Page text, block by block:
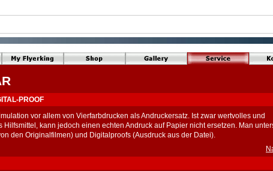
PROOF
vor allem von Vierfarbdrucken als Andruckersatz. Ist zwar wertvolles und
Hilfsmittel, kann jedoch einen echten Andruck auf Papier nicht ersetzen. Man
den Originalfilmen) und Digitalproofs (Ausdruck aus der Datei).